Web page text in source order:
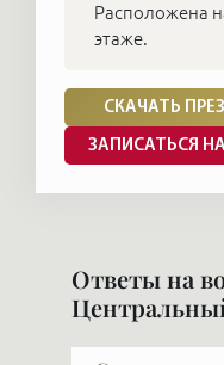
Расположена
этаже.
СКАЧАТЬ
ЗАПИСАТЬСЯ
Ответы на